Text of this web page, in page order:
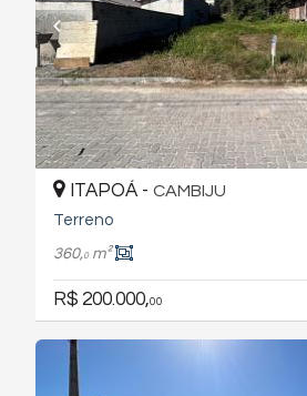
ITAPOÁ - CAMBIJU
Terreno
360,0m²
R$ 200.000,00